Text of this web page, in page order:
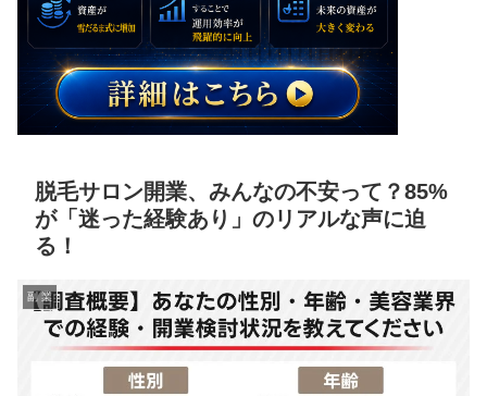
脱毛サロン開業、みんなの不安って？85%
が「迷った経験あり」のリアルな声に迫
る！
副 業